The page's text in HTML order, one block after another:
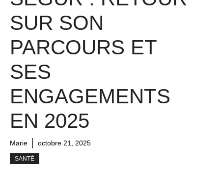
SUR SON
PARCOURS ET
SES
ENGAGEMENTS
EN 2025
Marie octobre 21, 2025
SANTÉ